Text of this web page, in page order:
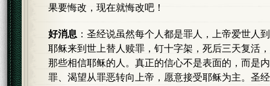
果要悔改，现在就悔改吧！
好消息 ：圣经说虽然每个人都是罪人，上帝爱世人
耶稣来到世上替人赎罪，钉十字架，死后三天复活
那些相信耶稣的人。真正的信心不是表面的，而是
罪、渴望从罪恶转向上帝，愿意接受耶稣为主。圣